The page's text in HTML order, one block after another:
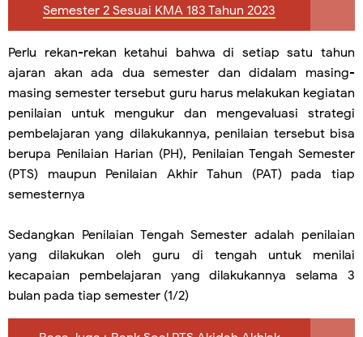
Semester 2 Sesuai KMA 183 Tahun 2023
Perlu rekan-rekan ketahui bahwa di setiap satu tahun
ajaran akan ada dua semester dan didalam masing-
masing semester tersebut guru harus melakukan kegiatan
penilaian untuk mengukur dan mengevaluasi strategi
pembelajaran yang dilakukannya, penilaian tersebut bisa
berupa Penilaian Harian (PH), Penilaian Tengah Semester
(PTS) maupun Penilaian Akhir Tahun (PAT) pada tiap
semesternya
Sedangkan Penilaian Tengah Semester adalah penilaian
yang dilakukan oleh guru di tengah untuk menilai
kecapaian pembelajaran yang dilakukannya selama 3
bulan pada tiap semester (1/2)